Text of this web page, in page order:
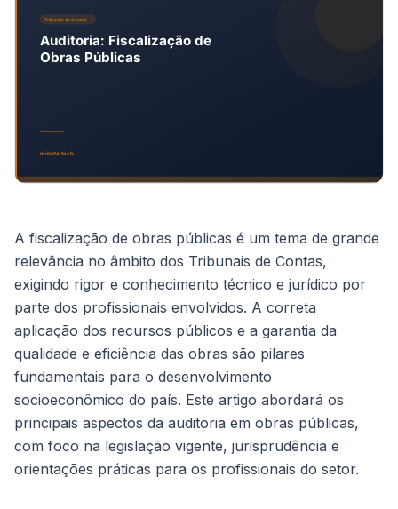
A fiscalização de obras públicas é um tema de grande
relevância no âmbito dos Tribunais de Contas,
exigindo rigor e conhecimento técnico e jurídico por
parte dos profissionais envolvidos. A correta
aplicação dos recursos públicos e a garantia da
qualidade e eficiência das obras são pilares
fundamentais para o desenvolvimento
socioeconômico do país. Este artigo abordará os
principais aspectos da auditoria em obras públicas,
com foco na legislação vigente, jurisprudência e
orientações práticas para os profissionais do setor.